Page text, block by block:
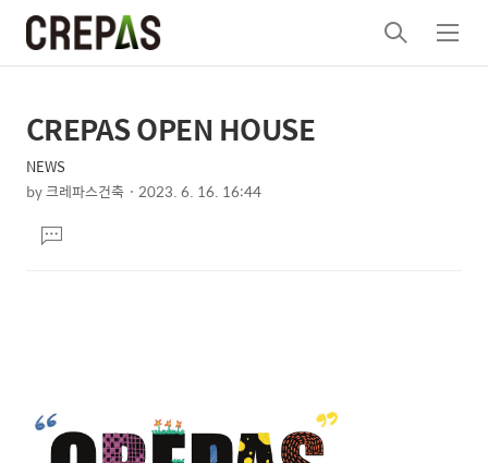
검
색
메
뉴
상
세
컨
텐
츠
본
문
제
목
CREPAS OPEN HOUSE
NEWS
by크레파스건축 2023. 6. 16. 16:44
문댓
글